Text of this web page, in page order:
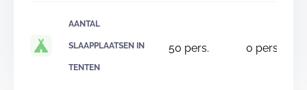
AANTAL
SLAAPPLAATSEN IN
TENTEN
50 pers. 0 pers.